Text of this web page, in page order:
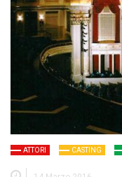
ATTORI CASTING